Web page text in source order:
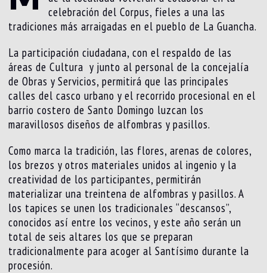
celebración del Corpus, fieles a una las
tradiciones más arraigadas en el pueblo de La Guancha.
La participación ciudadana, con el respaldo de las
áreas de Cultura y junto al personal de la concejalía
de Obras y Servicios, permitirá que las principales
calles del casco urbano y el recorrido procesional en el
barrio costero de Santo Domingo luzcan los
maravillosos diseños de alfombras y pasillos.
Como marca la tradición, las flores, arenas de colores,
los brezos y otros materiales unidos al ingenio y la
creatividad de los participantes, permitirán
materializar una treintena de alfombras y pasillos. A
los tapices se unen los tradicionales “descansos”,
conocidos así entre los vecinos, y este año serán un
total de seis altares los que se preparan
tradicionalmente para acoger al Santísimo durante la
procesión.